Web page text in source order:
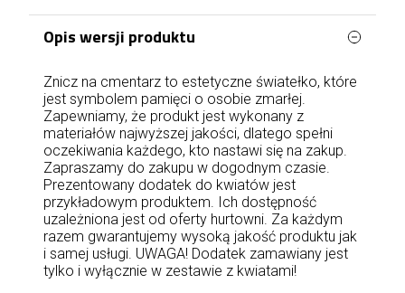
Opis wersji produktu
Znicz na cmentarz to estetyczne światełko, które
jest symbolem pamięci o osobie zmarłej.
Zapewniamy, że produkt jest wykonany z
materiałów najwyższej jakości, dlatego spełni
oczekiwania każdego, kto nastawi się na zakup.
Zapraszamy do zakupu w dogodnym czasie.
Prezentowany dodatek do kwiatów jest
przykładowym produktem. Ich dostępność
uzależniona jest od oferty hurtowni. Za każdym
razem gwarantujemy wysoką jakość produktu jak
i samej usługi. UWAGA! Dodatek zamawiany jest
tylko i wyłącznie w zestawie z kwiatami!